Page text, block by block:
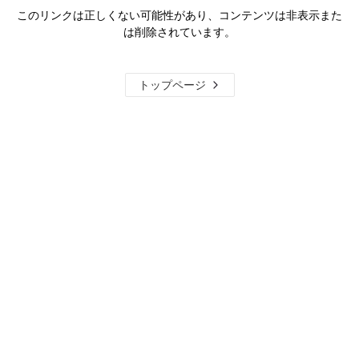
このリンクは正しくない可能性があり、コンテンツは非表示また
は削除されています。
トップページ